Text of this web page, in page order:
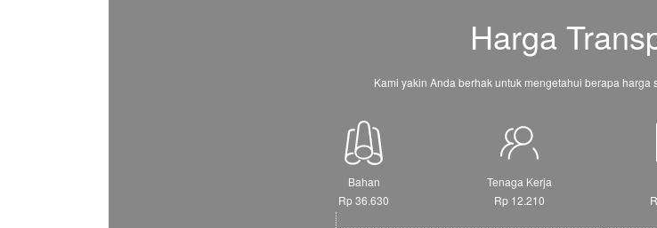
Harga
Kami yakin Anda berhak untuk mengetahui berapa harga
Bahan
Rp 36.630
Tenaga Kerja
Rp 12.210